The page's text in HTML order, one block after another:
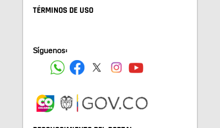
TÉRMINOS DE USO
Síguenos: